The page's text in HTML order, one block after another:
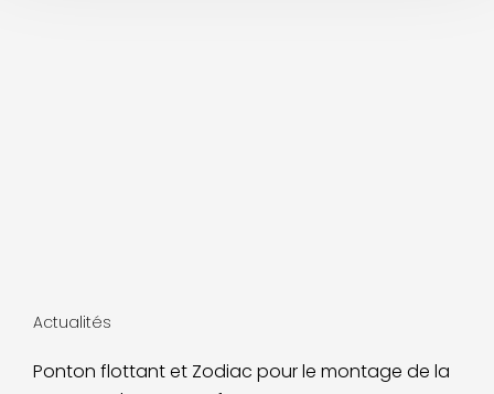
Actualités
Ponton flottant et Zodiac pour le montage de la